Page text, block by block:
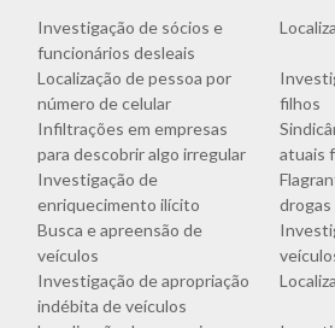
Investigação de sócios e
funcionários desleais
Localização de pessoa por
número de celular
filhos
Infiltrações em empresas
para descobrir algo irregular
atuais
Investigação de
enriquecimento ilícito
drogas
Busca e apreensão de
veículos
Investigação de apropriação
indébita de veículos